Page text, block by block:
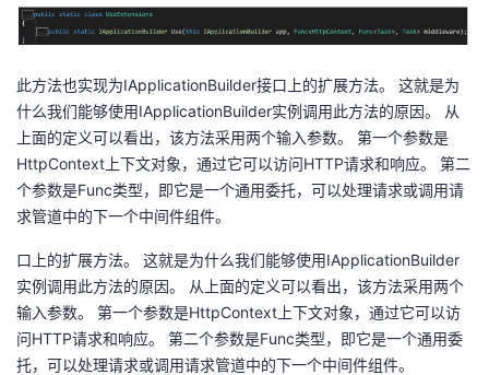
此方法也实现为IApplicationBuilder接口上的扩展方法。 这就是为
什么我们能够使用IApplicationBuilder实例调用此方法的原因。 从
上面的定义可以看出，该方法采用两个输入参数。 第一个参数是
HttpContext上下文对象，通过它可以访问HTTP请求和响应。 第二
个参数是Func类型，即它是一个通用委托，可以处理请求或调用请
求管道中的下一个中间件组件。
口上的扩展方法。 这就是为什么我们能够使用IApplicationBuilder
实例调用此方法的原因。 从上面的定义可以看出，该方法采用两个
输入参数。 第一个参数是HttpContext上下文对象，通过它可以访
问HTTP请求和响应。 第二个参数是Func类型，即它是一个通用委
托，可以处理请求或调用请求管道中的下一个中间件组件。